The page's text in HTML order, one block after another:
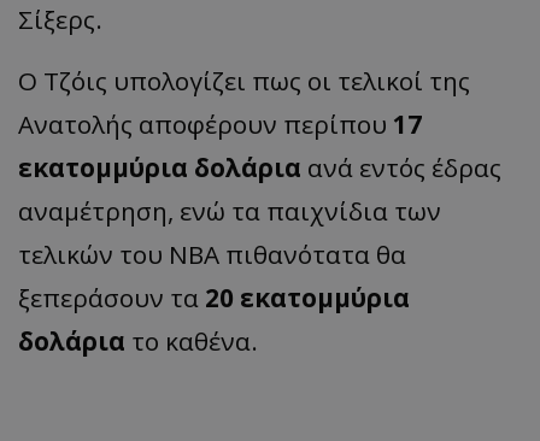
Σίξερς.
Ο Τζόις υπολογίζει πως οι τελικοί της
Ανατολής αποφέρουν περίπου 17
εκατομμύρια δολάρια ανά εντός έδρας
αναμέτρηση, ενώ τα παιχνίδια των
τελικών του NBA πιθανότατα θα
ξεπεράσουν τα 20 εκατομμύρια
δολάρια το καθένα.